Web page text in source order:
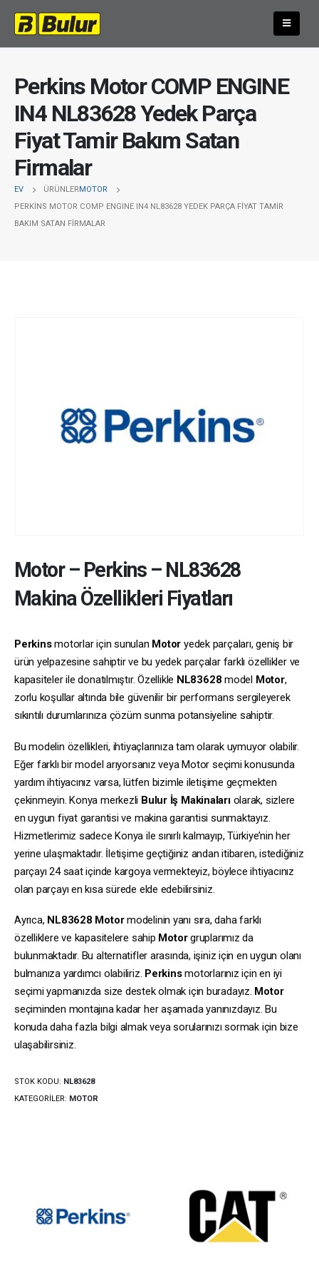
Perkins Motor COMP ENGINE
IN4 NL83628 Yedek Parça
Fiyat Tamir Bakım Satan
Firmalar
EV ÜRÜNLERMOTOR
PERKINS MOTOR COMP ENGINE IN4 NL83628 YEDEK PARÇA FIYAT TAMIR
BAKIM SATAN FIRMALAR
Motor– Perkins– NL83628
Makina Özellikleri Fiyatları
Perkinsmotorlar için sunulan Motor yedek parçaları, geniş bir
ürün yelpazesine sahiptir ve bu yedek parçalar farklı özellikler ve
kapasiteler ile donatılmıştır. Özellikle NL83628 model Motor,
zorlu koşullar altında bile güvenilir bir performans sergileyerek
sıkıntılı durumlarınıza çözüm sunma potansiyeline sahiptir.
Bu modelin özellikleri, ihtiyaçlarınıza tam olarak uymuyor olabilir.
Eğer farklı bir model arıyorsanız veya Motor seçimi konusunda
yardım ihtiyacınız varsa, lütfen bizimle iletişime geçmekten
çekinmeyin. Konya merkezli Bulur İş Makinalarıolarak, sizlere
en uygun fiyat garantisi ve makina garantisi sunmaktayız.
Hizmetlerimiz sadece Konya ile sınırlı kalmayıp, Türkiye’nin her
yerine ulaşmaktadır. İletişime geçtiğiniz andan itibaren, istediğiniz
parçayı 24 saat içinde kargoya vermekteyiz, böylece ihtiyacınız
olan parçayı en kısa sürede elde edebilirsiniz.
Ayrıca, NL83628 Motormodelinin yanı sıra, daha farklı
özelliklere ve kapasitelere sahip Motorgruplarımız da
bulunmaktadır. Bu alternatifler arasında, işiniz için en uygun olanı
bulmanıza yardımcı olabiliriz. Perkinsmotorlarınız için en iyi
seçimi yapmanızda size destek olmak için buradayız. Motor
seçiminden montajına kadar her aşamada yanınızdayız. Bu
konuda daha fazla bilgi almak veya sorularınızı sormak için bize
ulaşabilirsiniz.
STOK KODU: NL83628
KATEGORILER: MOTOR